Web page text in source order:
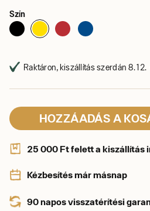
Szín
Raktáron, kiszállítás szerdán 8. 12.
HOZZÁADÁS A
25 000 Ft felett a kiszállítás
Kézbesítés már másnap
90 napos visszatérítési